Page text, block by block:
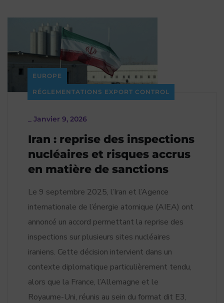
EUROPE
RÉGLEMENTATIONS EXPORT CONTROL
Janvier 9, 2026
Iran : reprise des inspections
nucléaires et risques accrus
en matière de sanctions
Le 9 septembre 2025, l’Iran et l’Agence
internationale de l’énergie atomique (AIEA) ont
annoncé un accord permettant la reprise des
inspections sur plusieurs sites nucléaires
iraniens. Cette décision intervient dans un
contexte diplomatique particulièrement tendu,
alors que la France, l’Allemagne et le
Royaume-Uni, réunis au sein du format dit E3,